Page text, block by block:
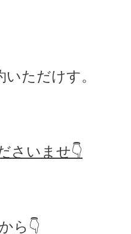
いただけす。
さいませ👇
ら👇